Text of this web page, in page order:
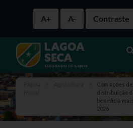
A+ A- Contraste
Com ações
distribuição
beneficia
2026